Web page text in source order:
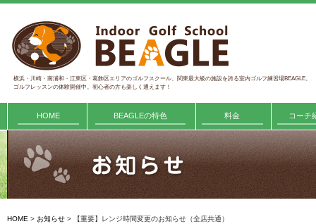
横浜・川崎・南浦和・江東区・葛飾区エリアのゴルフスクール、関東最大級の施設を誇る室内ゴルフ練習場BEAGLE。
ゴルフレッスンの体験開催中。初心者の方も楽しく通えます！
HOME BEAGLEの特色 料金 コーチ
HOME > お知らせ > 【重要】レンジ時間変更のお知らせ（全店共通）